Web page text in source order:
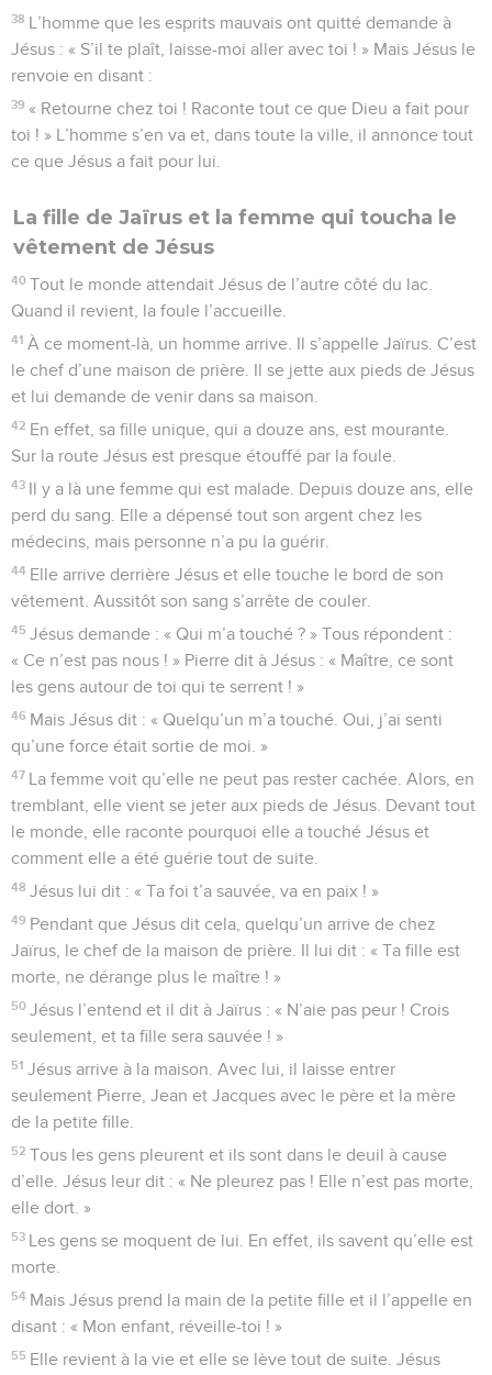
38 L’homme que les esprits mauvais ont quitté demande à
Jésus : « S’il te plaît, laisse-moi aller avec toi ! » Mais Jésus le
renvoie en disant :
39 « Retourne chez toi ! Raconte tout ce que Dieu a fait pour
toi ! » L’homme s’en va et, dans toute la ville, il annonce tout
ce que Jésus a fait pour lui.
La fille de Jaïrus et la femme qui toucha le
vêtement de Jésus
40 Tout le monde attendait Jésus de l’autre côté du lac.
Quand il revient, la foule l’accueille.
41 À ce moment-là, un homme arrive. Il s’appelle Jaïrus. C’est
le chef d’une maison de prière. Il se jette aux pieds de Jésus
et lui demande de venir dans sa maison.
42 En effet, sa fille unique, qui a douze ans, est mourante.
Sur la route Jésus est presque étouffé par la foule.
43 Il y a là une femme qui est malade. Depuis douze ans, elle
perd du sang. Elle a dépensé tout son argent chez les
médecins, mais personne n’a pu la guérir.
44 Elle arrive derrière Jésus et elle touche le bord de son
vêtement. Aussitôt son sang s’arrête de couler.
45 Jésus demande : « Qui m’a touché ? » Tous répondent :
« Ce n’est pas nous ! » Pierre dit à Jésus : « Maître, ce sont
les gens autour de toi qui te serrent ! »
46 Mais Jésus dit : « Quelqu’un m’a touché. Oui, j’ai senti
qu’une force était sortie de moi. »
47 La femme voit qu’elle ne peut pas rester cachée. Alors, en
tremblant, elle vient se jeter aux pieds de Jésus. Devant tout
le monde, elle raconte pourquoi elle a touché Jésus et
comment elle a été guérie tout de suite.
48 Jésus lui dit : « Ta foi t’a sauvée, va en paix ! »
49 Pendant que Jésus dit cela, quelqu’un arrive de chez
Jaïrus, le chef de la maison de prière. Il lui dit : « Ta fille est
morte, ne dérange plus le maître ! »
50 Jésus l’entend et il dit à Jaïrus : « N’aie pas peur ! Crois
seulement, et ta fille sera sauvée ! »
51 Jésus arrive à la maison. Avec lui, il laisse entrer
seulement Pierre, Jean et Jacques avec le père et la mère
de la petite fille.
52 Tous les gens pleurent et ils sont dans le deuil à cause
d’elle. Jésus leur dit : « Ne pleurez pas ! Elle n’est pas morte,
elle dort. »
53 Les gens se moquent de lui. En effet, ils savent qu’elle est
morte.
54 Mais Jésus prend la main de la petite fille et il l’appelle en
disant : « Mon enfant, réveille-toi ! »
55 Elle revient à la vie et elle se lève tout de suite. Jésus